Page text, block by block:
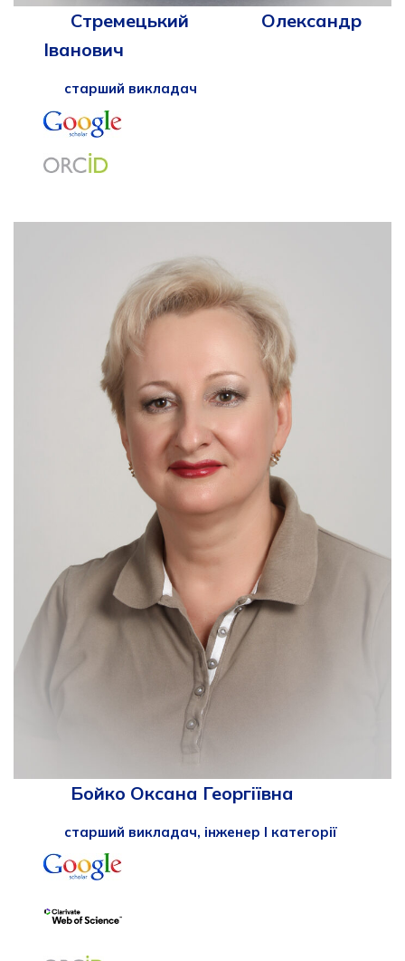
Стремецький Олександр
Іванович
старший викладач
Бойко Оксана Георгіївна
старший викладач, інженер І категорії